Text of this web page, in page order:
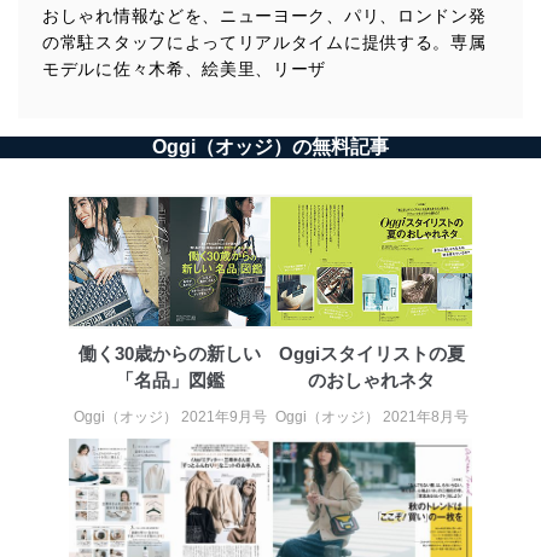
おしゃれ情報などを、ニューヨーク、パリ、ロンドン発
の常駐スタッフによってリアルタイムに提供する。専属
モデルに佐々木希、絵美里、リーザ
Oggi（オッジ）の無料記事
働く30歳からの新しい
「名品」図鑑
Oggi（オッジ） 2021年9月号
Oggiスタイリストの夏
のおしゃれネタ
Oggi（オッジ） 2021年8月号